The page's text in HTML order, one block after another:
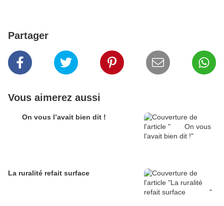
Partager
Vous aimerez aussi
On vous l’avait bien dit !